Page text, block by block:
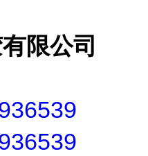
限公司